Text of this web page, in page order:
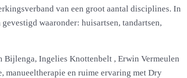
van een groot aantal disciplines. In
waaronder: huisartsen, tandartsen,
Bijlenga, Ingelies Knottenbelt , Erwin Vermeulen
manueeltherapie en ruime ervaring met Dry